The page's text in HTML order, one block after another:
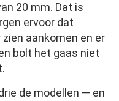
20 mm. Dat is
ervoor dat
aankomen en er
bolt het gaas niet
de modellen — en